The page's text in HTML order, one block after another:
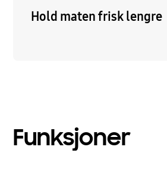
Hold maten frisk lengre
Funksjoner